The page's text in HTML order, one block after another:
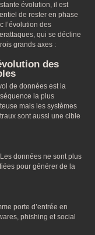
évolution, il est
de rester en phase
l’évolution des
qui se décline
grands axes :
des
de données est la
la plus
mais les systèmes
sont aussi une cible
données ne sont plus
pour générer de la
porte d’entrée en
phishing et social